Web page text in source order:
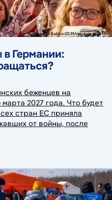
Германии:
беженцев на
2027 года. Что будет
стран ЕС приняла
от войны, после